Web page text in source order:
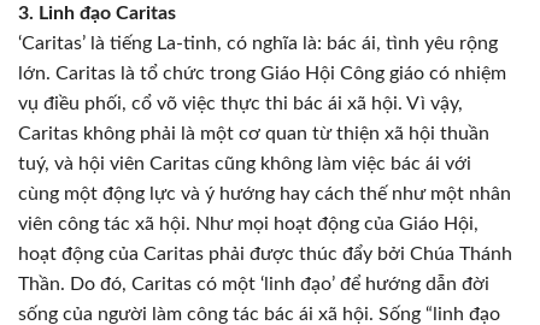
3. Linh đạo Caritas
‘Caritas’ là tiếng La-tinh, có nghĩa là: bác ái, tình yêu rộng
lớn. Caritas là tổ chức trong Giáo Hội Công giáo có nhiệm
vụ điều phối, cổ võ việc thực thi bác ái xã hội. Vì vậy,
Caritas không phải là một cơ quan từ thiện xã hội thuần
tuý, và hội viên Caritas cũng không làm việc bác ái với
cùng một động lực và ý hướng hay cách thế như một nhân
viên công tác xã hội. Như mọi hoạt động của Giáo Hội,
hoạt động của Caritas phải được thúc đẩy bởi Chúa Thánh
Thần. Do đó, Caritas có một ‘linh đạo’ để hướng dẫn đời
sống của người làm công tác bác ái xã hội. Sống “linh đạo